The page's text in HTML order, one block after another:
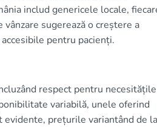
includ genericele locale,
sugerează o creștere a
pentru pacienți.
respect pentru necesitățile
variabilă, unele oferind
prețurile variantând de